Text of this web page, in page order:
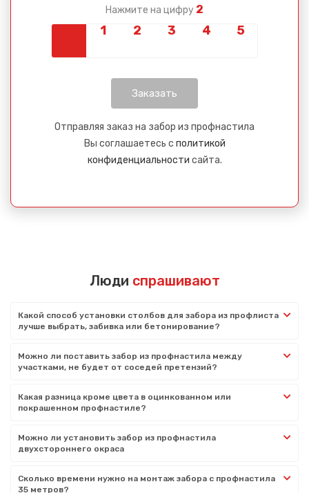
Нажмите на цифру 2
Отправляя заказ на забор из профнастила
Вы соглашаетесь с политикой
конфиденциальности сайта.
Люди спрашивают
Какой способ установки столбов для забора из профлиста
лучше выбрать, забивка или бетонирование?
Можно ли поставить забор из профнастила между
участками, не будет от соседей претензий?
Какая разница кроме цвета в оцинкованном или
покрашенном профнастиле?
Можно ли установить забор из профнастила
двухстороннего окраса
Сколько времени нужно на монтаж забора с профнастила
35 метров?